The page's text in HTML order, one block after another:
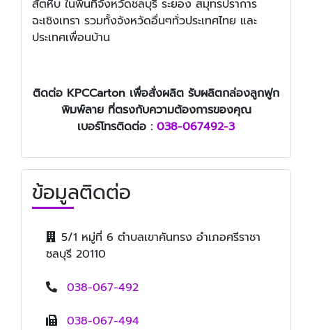
สัตหีบ ในพื้นที่จังหวัดชลบุรี ระยอง สมุทรปราการ
ฉะเชิงเทรา รวมทั้งจังหวัดอื่นๆทั่วประเทศไทย และ
ประเทศเพื่อนบ้าน
ติดต่อ KPCCarton เพื่อสั่งผลิต รับผลิตกล่องลูกฟูก
พิมพ์ลาย ที่ตรงกับความต้องการของคุณ
เบอร์โทรติดต่อ : 038-067492-3
ข้อมูลติดต่อ
5/1 หมู่ที่ 6 ตำบลเขาคันทรง อำเภอศรีราชา
ชลบุรี 20110
038-067-492
038-067-494